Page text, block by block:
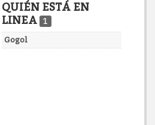
QUIÉN ESTÁ EN
LINEA 1
Gogol